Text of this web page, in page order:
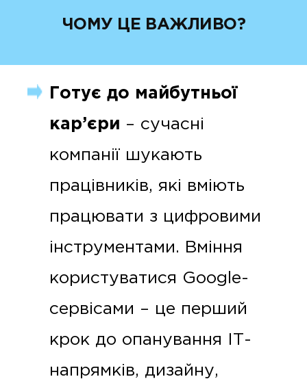
ЧОМУ ЦЕ ВАЖЛИВО?
Готує до майбутньої
кар’єри – сучасні
компанії шукають
працівників, які вміють
працювати з цифровими
інструментами. Вміння
користуватися Google-
сервісами – це перший
крок до опанування ІТ-
напрямків, дизайну,